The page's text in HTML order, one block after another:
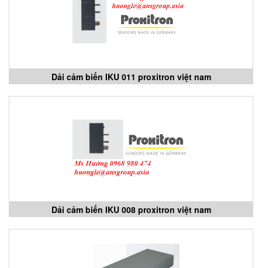
Dải cảm biến IKU 011 proxitron việt nam
Dải cảm biến IKU 008 proxitron việt nam